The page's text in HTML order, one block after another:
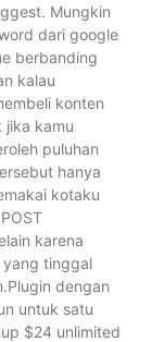
Mungkin
dari google
berbanding
kalau
konten
jika kamu
puluhan
hanya
kotaku
karena
tinggal
dengan
untuk satu
$24 unlimited